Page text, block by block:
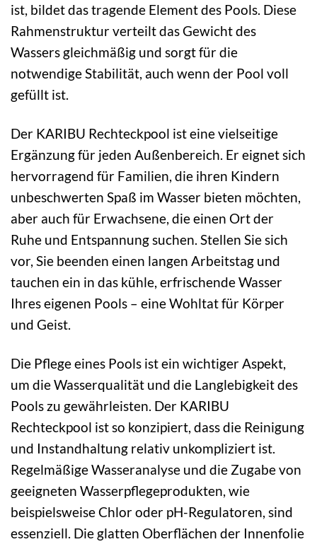
ist, bildet das tragende Element des Pools. Diese
Rahmenstruktur verteilt das Gewicht des
Wassers gleichmäßig und sorgt für die
notwendige Stabilität, auch wenn der Pool voll
gefüllt ist.
Der KARIBU Rechteckpool ist eine vielseitige
Ergänzung für jeden Außenbereich. Er eignet sich
hervorragend für Familien, die ihren Kindern
unbeschwerten Spaß im Wasser bieten möchten,
aber auch für Erwachsene, die einen Ort der
Ruhe und Entspannung suchen. Stellen Sie sich
vor, Sie beenden einen langen Arbeitstag und
tauchen ein in das kühle, erfrischende Wasser
Ihres eigenen Pools – eine Wohltat für Körper
und Geist.
Die Pflege eines Pools ist ein wichtiger Aspekt,
um die Wasserqualität und die Langlebigkeit des
Pools zu gewährleisten. Der KARIBU
Rechteckpool ist so konzipiert, dass die Reinigung
und Instandhaltung relativ unkompliziert ist.
Regelmäßige Wasseranalyse und die Zugabe von
geeigneten Wasserpflegeprodukten, wie
beispielsweise Chlor oder pH-Regulatoren, sind
essenziell. Die glatten Oberflächen der Innenfolie